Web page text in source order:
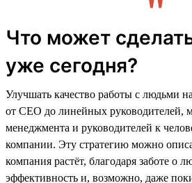
Что может
уже сегодня?
Улучшать качество работы с людьми
от СЕО до линейных руководителей,
менеджмента и руководителей к
компании. Эту стратегию можно
компания растёт, благодаря заботе о
эффективность и, возможно, даже